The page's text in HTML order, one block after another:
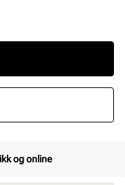
og online